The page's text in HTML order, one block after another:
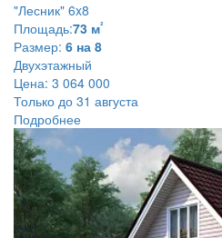
"Лесник" 6x8
Площадь:73 м²
Размер: 6 на 8
Двухэтажный
Цена: 3 064 000
Только до 31 августа
Подробнее